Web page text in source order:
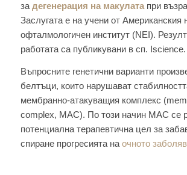
задегенерация на макулатапри
Заслугата е на учени от Американския
офталмологичен институт (NEI).
работата са публикувани в сп. Iscience.
Въпросните генетични варианти
белтъци, които нарушават
мембранно-атакуващия комплекс
complex, MAC). По този начин MAC се
потенциална терапевтична цел за
спиране прогресията на очното